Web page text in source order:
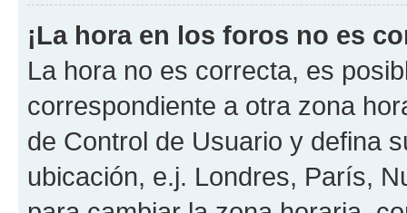
¡La hora en los foros no es
La hora no es correcta, es
correspondiente a otra zona
de Control de Usuario y defina
ubicación, e.j. Londres, París,